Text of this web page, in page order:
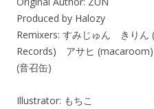
Produced by Halozy
Remixers: すみじゅん きりん
Records) アサヒ
(音召缶)
Illustrator: もちこ